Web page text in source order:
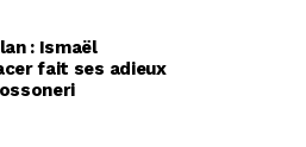
: Ismaël
fait ses adieux